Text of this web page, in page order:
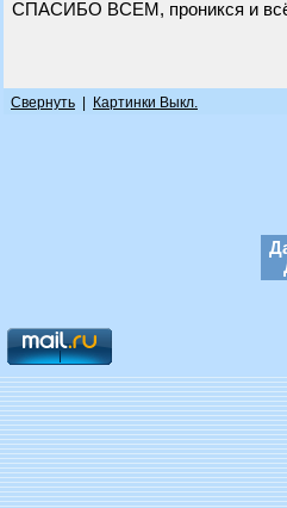
СПАСИБО ВСЕМ, проникся и всё
Свернуть Картинки Выкл.